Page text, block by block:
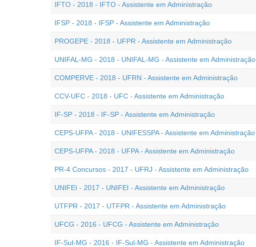
IFTO - 2018 - IFTO - Assistente em Administração
IFSP - 2018 - IFSP - Assistente em Administração
PROGEPE - 2018 - UFPR - Assistente em Administração
UNIFAL-MG - 2018 - UNIFAL-MG - Assistente em Administração
COMPERVE - 2018 - UFRN - Assistente em Administração
CCV-UFC - 2018 - UFC - Assistente em Administração
IF-SP - 2018 - IF-SP - Assistente em Administração
CEPS-UFPA - 2018 - UNIFESSPA - Assistente em Administração
CEPS-UFPA - 2018 - UFPA - Assistente em Administração
PR-4 Concursos - 2017 - UFRJ - Assistente em Administração
UNIFEI - 2017 - UNIFEI - Assistente em Administração
UTFPR - 2017 - UTFPR - Assistente em Administração
UFCG - 2016 - UFCG - Assistente em Administração
IF-Sul-MG - 2016 - IF-Sul-MG - Assistente em Administração